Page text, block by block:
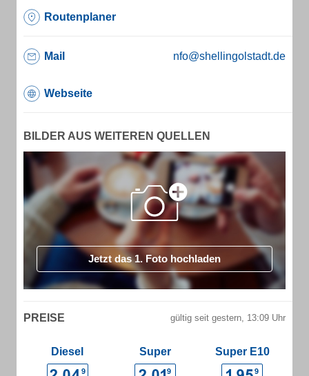
Routenplaner
Mail nfo@shellingolstadt.de
Webseite
BILDER AUS WEITEREN QUELLEN
Jetzt das 1. Foto hochladen
PREISE gültig seit gestern, 13:09 Uhr
Diesel Super Super E10